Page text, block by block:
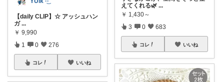
【daily CLIP】☆ アッシュハン
ガ ...
￥ 9,990
1 0 276
コレ いいね
えてくれる🌿 ...
￥ 1,430～
3 0 683
コレ いいね